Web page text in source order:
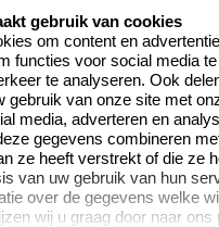
Contact
Veelgestelde
Retourneren
gebruik van cookies
om content en
functies voor social media
te analyseren. Ook
gebruik van onze site met
media, adverteren en
gegevens combineren
ze heeft verstrekt of die ze
van uw gebruik van hun
over de gegevens welke
wij u graag door naar ons